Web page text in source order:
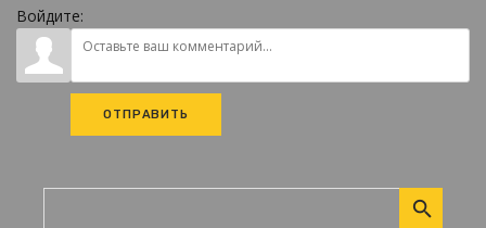
Войдите:
ОТПРАВИТЬ